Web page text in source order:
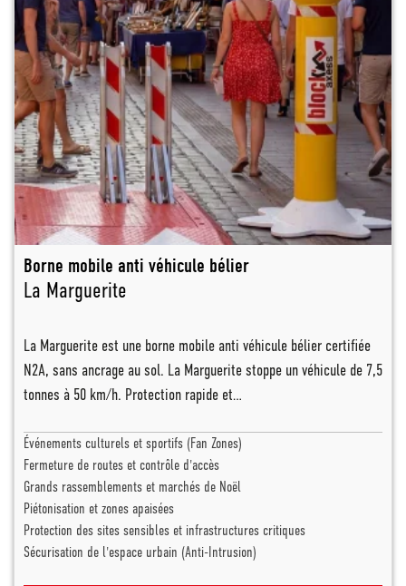
Borne mobile anti véhicule bélier
La Marguerite
La Marguerite est une borne mobile anti véhicule bélier certifiée
N2A, sans ancrage au sol. La Marguerite stoppe un véhicule de 7,5
tonnes à 50 km/h. Protection rapide et…
Événements culturels et sportifs (Fan Zones)
Fermeture de routes et contrôle d'accès
Grands rassemblements et marchés de Noël
Piétonisation et zones apaisées
Protection des sites sensibles et infrastructures critiques
Sécurisation de l'espace urbain (Anti-Intrusion)